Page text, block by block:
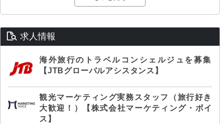
求人情報
海外旅行のトラベルコンシェルジュを募集
【JTBグローバルアシスタンス】
観光マーケティング実務スタッフ（旅行好き
大歓迎！）【株式会社マーケティング・ボイ
ス】